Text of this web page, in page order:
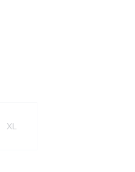
XL